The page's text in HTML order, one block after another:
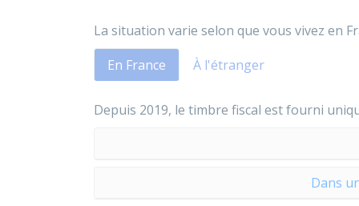
La situation varie selon que vous vivez en
En France
À l'étranger
Depuis 2019, le timbre fiscal est fourni
Dans